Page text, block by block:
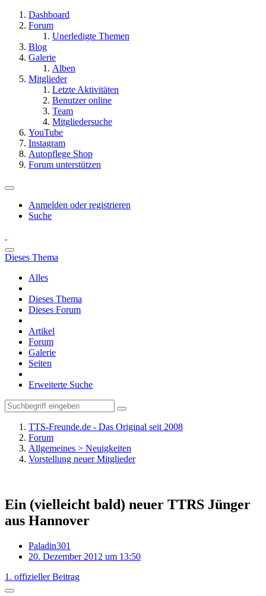
Dashboard
Forum
Unerledigte Themen
Blog
Galerie
Alben
Mitglieder
Letzte Aktivitäten
Benutzer online
Team
Mitgliedersuche
YouTube
Instagram
Autopflege Shop
Forum unterstützen
Anmelden oder registrieren
Suche
Dieses Thema
Alles
Dieses Thema
Dieses Forum
Artikel
Forum
Galerie
Seiten
Erweiterte Suche
TTS-Freunde.de - Das Original seit 2008
Forum
Allgemeines > Neuigkeiten
Vorstellung neuer Mitglieder
Ein (vielleicht bald) neuer TTRS Jünger
aus Hannover
Paladin301
20. Dezember 2012 um 13:50
1. offizieller Beitrag